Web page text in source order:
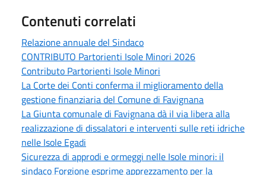
Contenuti correlati
Relazione annuale del Sindaco
CONTRIBUTO Partorienti Isole Minori 2026
Contributo Partorienti Isole Minori
La Corte dei Conti conferma il miglioramento della
gestione finanziaria del Comune di Favignana
La Giunta comunale di Favignana dà il via libera alla
realizzazione di dissalatori e interventi sulle reti idriche
nelle Isole Egadi
Sicurezza di approdi e ormeggi nelle Isole minori: il
sindaco Forgione esprime apprezzamento per la